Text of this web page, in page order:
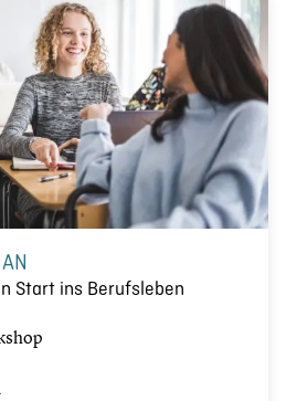
Start ins Berufsleben